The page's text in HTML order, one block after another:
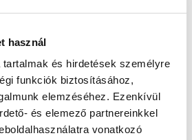
használ
és hirdetések személyre
funkciók biztosításához,
elemzéséhez. Ezenkívül
és elemező partnereinkkel
vonatkozó
grillezési lehetőséggel,
internet használat
a Balaton partján, mesés